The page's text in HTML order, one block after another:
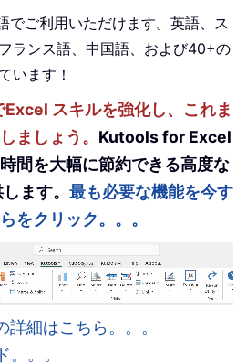
でご利用いただけます。英語、ス
ランス語、中国語、および40+の
います！
スキルを強化し、これま
ましょう。 Kutools for Excel
間を大幅に節約できる高度な
ます。 最も必要な機能を今す
をクリック。。。
細はこちら。。。
。。